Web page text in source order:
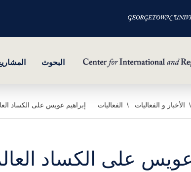
البحوث
الأخبار و الفعاليات الفعاليات إبراهيم عويس على الكساد
عويس على الكساد